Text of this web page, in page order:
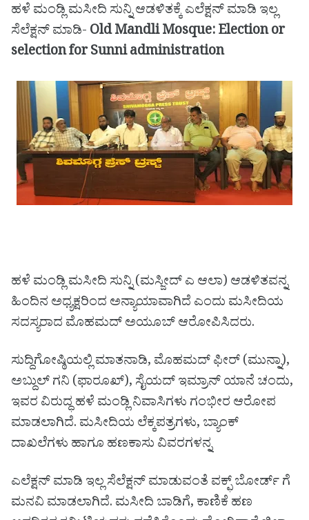
ಹಳೆ ಮಂಡ್ಲಿ ಮಸೀದಿ ಸುನ್ನಿ ಆಡಳಿತಕ್ಕೆ ಎಲೆಕ್ಷನ್ ಮಾಡಿ ಇಲ್ಲ
ಸೆಲೆಕ್ಷನ್ ಮಾಡಿ- Old Mandli Mosque: Election or
selection for Sunni administration
ಹಳೆ ಮಂಡ್ಲಿ ಮಸೀದಿ ಸುನ್ನಿ (ಮಸ್ಜೀದ್ ಎ ಆಲಾ) ಆಡಳಿತವನ್ನ
ಹಿಂದಿನ ಅಧ್ಯಕ್ಷರಿಂದ ಅನ್ಯಾಯಾವಾಗಿದೆ ಎಂದು ಮಸೀದಿಯ
ಸದಸ್ಯರಾದ ಮೊಹಮದ್ ಅಯೂಬ್ ಆರೋಪಿಸಿದರು.
ಸುದ್ದಿಗೋಷ್ಠಿಯಲ್ಲಿ ಮಾತನಾಡಿ, ಮೊಹಮದ್ ಫೀರ್ (ಮುನ್ನಾ),
ಅಬ್ದುಲ್ ಗನಿ (ಫಾರೂಖ್), ಸೈಯದ್ ಇಮ್ರಾನ್ ಯಾನೆ ಚಂದು,
ಇವರ ವಿರುದ್ಧ ಹಳೆ ಮಂಡ್ಲಿ ನಿವಾಸಿಗಳು ಗಂಭೀರ ಆರೋಪ
ಮಾಡಲಾಗಿದೆ. ಮಸೀದಿಯ ಲೆಕ್ಕಪತ್ರಗಳು, ಬ್ಯಾಂಕ್
ದಾಖಲೆಗಳು ಹಾಗೂ ಹಣಕಾಸು ವಿವರಗಳನ್ನ
ಎಲೆಕ್ಷನ್ ಮಾಡಿ ಇಲ್ಲ ಸೆಲೆಕ್ಷನ್ ಮಾಡುವಂತೆ ವಕ್ಫ್ ಬೋರ್ಡ್ ಗೆ
ಮನವಿ ಮಾಡಲಾಗಿದೆ. ಮಸೀದಿ ಬಾಡಿಗೆ, ಕಾಣಿಕೆ ಹಣ